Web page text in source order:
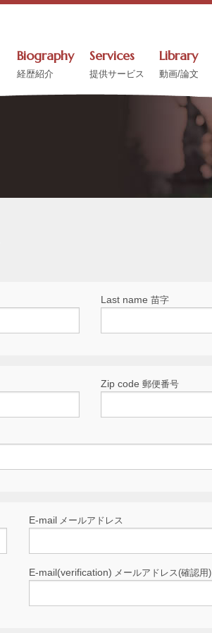
Biography
経歴紹介
Services
提供サービス
Library
動画/論文
Last name 苗字
Zip code 郵便番号
E-mail メールアドレス
E-mail(verification) メールアドレス(確認用)